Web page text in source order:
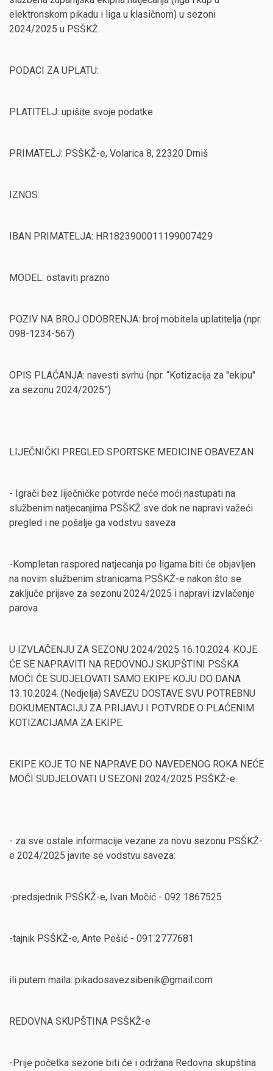
elektronskom pikadu i liga u klasičnom) u sezoni
2024/2025 u PSŠKŽ.
PODACI ZA UPLATU:
PLATITELJ: upišite svoje podatke
PRIMATELJ: PSŠKŽ-e, Volarica 8, 22320 Drniš
IZNOS:
IBAN PRIMATELJA: HR1823900011199007429
MODEL: ostaviti prazno
POZIV NA BROJ ODOBRENJA: broj mobitela uplatitelja (npr.
098-1234-567)
OPIS PLAĆANJA: navesti svrhu (npr. “Kotizacija za "ekipu"
za sezonu 2024/2025”)
LIJEČNIČKI PREGLED SPORTSKE MEDICINE OBAVEZAN
- Igrači bez liječničke potvrde neće moći nastupati na
službenim natjecanjima PSŠKŽ sve dok ne napravi važeći
pregled i ne pošalje ga vodstvu saveza
-Kompletan raspored natjecanja po ligama biti će objavljen
na novim službenim stranicama PSŠKŽ-e nakon što se
zaključe prijave za sezonu 2024/2025 i napravi izvlačenje
parova
U IZVLAČENJU ZA SEZONU 2024/2025 16.10.2024. KOJE
ĆE SE NAPRAVITI NA REDOVNOJ SKUPŠTINI PSŠKA
MOĆI ĆE SUDJELOVATI SAMO EKIPE KOJU DO DANA
13.10.2024. (Nedjelja) SAVEZU DOSTAVE SVU POTREBNU
DOKUMENTACIJU ZA PRIJAVU I POTVRDE O PLAĆENIM
KOTIZACIJAMA ZA EKIPE.
EKIPE KOJE TO NE NAPRAVE DO NAVEDENOG ROKA NEĆE
MOĆI SUDJELOVATI U SEZONI 2024/2025 PSŠKŽ-e.
- za sve ostale informacije vezane za novu sezonu PSŠKŽ-
e 2024/2025 javite se vodstvu saveza:
-predsjednik PSŠKŽ-e, Ivan Močić - 092 1867525
-tajnik PSŠKŽ-e, Ante Pešić - 091 2777681
ili putem maila: pikadosavezsibenik@gmail.com
REDOVNA SKUPŠTINA PSŠKŽ-e
-Prije početka sezone biti će i održana Redovna skupština